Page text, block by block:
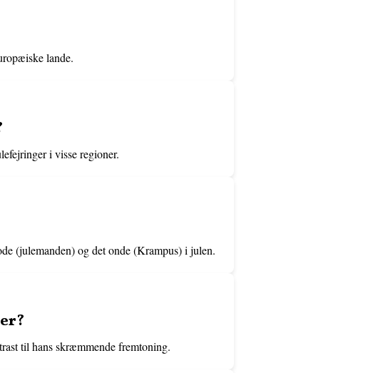
lande.
i visse regioner.
(julemanden) og det onde (Krampus) i julen.
til hans skræmmende fremtoning.